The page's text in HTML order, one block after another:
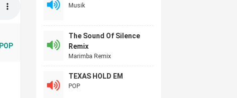
POP
Musik
The Sound Of Silence
Remix
Marimba Remix
TEXAS HOLD EM
POP